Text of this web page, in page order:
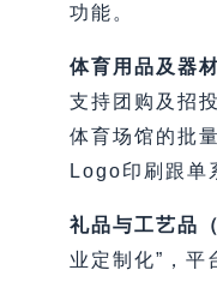
功能。
体育用品及器
支持团购及招
体育场馆的批
Logo印刷跟单
礼品与工艺品
业定制化”，